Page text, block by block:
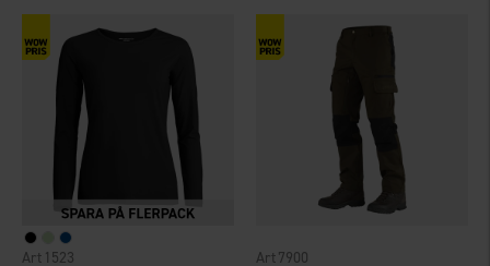
1523 7900